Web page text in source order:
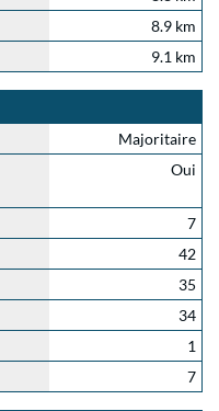
8.9 km
9.1 km
Majoritaire
Oui
7
42
35
34
1
7